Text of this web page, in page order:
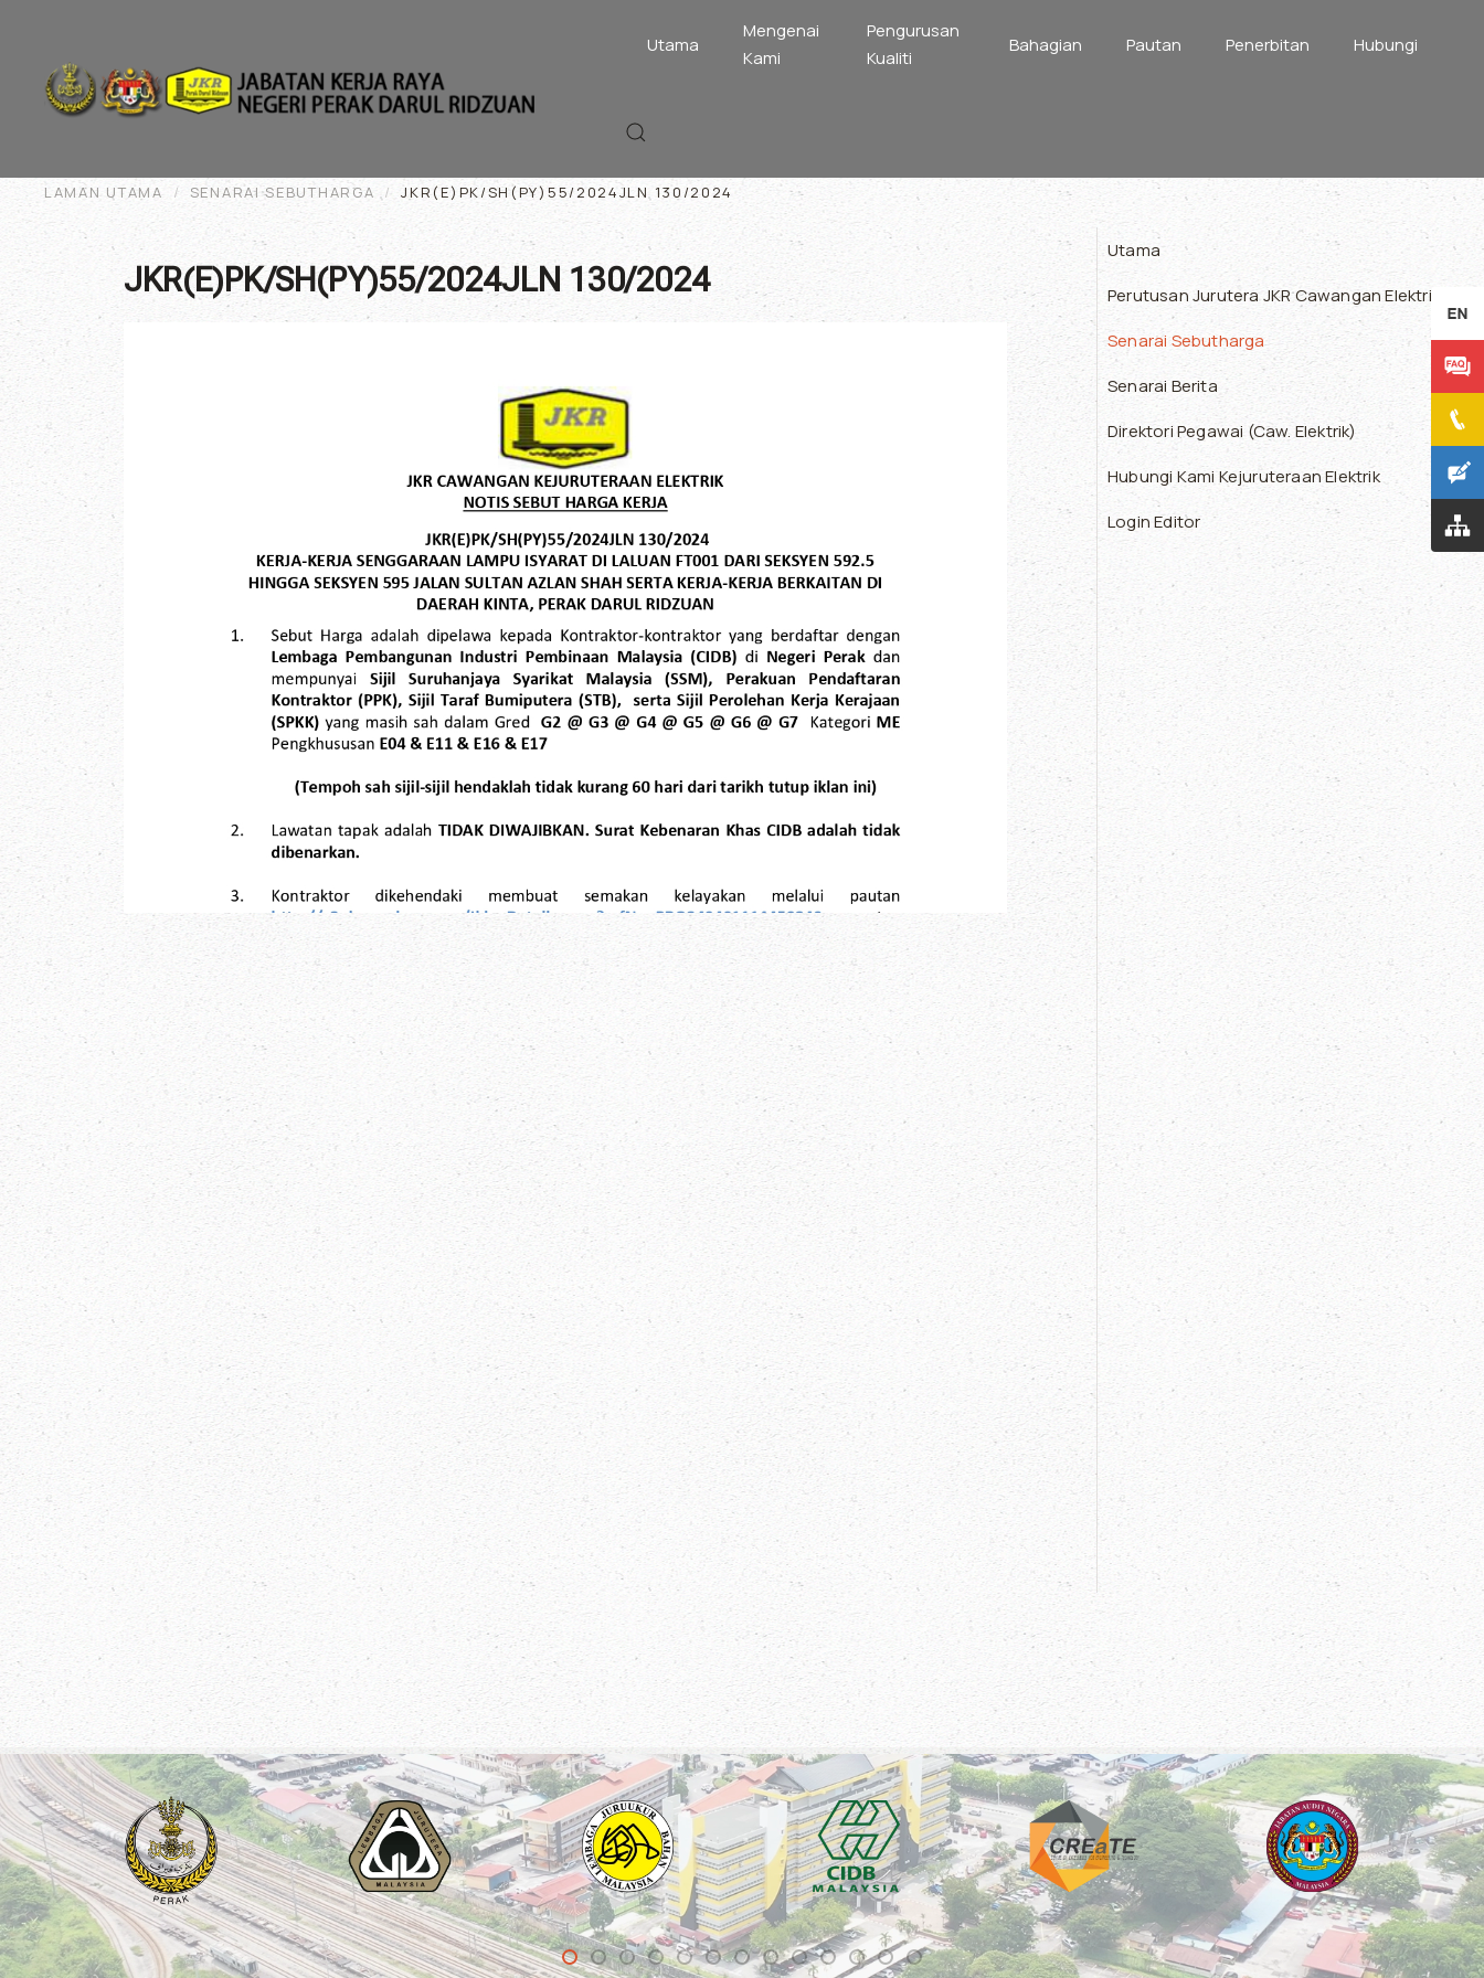
Utama
Mengenai
Kami
Pengurusan
Kualiti
Bahagian Pautan Penerbitan Hubungi
LAMAN UTAMA SENARAI SEBUTHARGA JKR(E)PK/SH(PY)55/2024JLN 130/2024
JKR(E)PK/SH(PY)55/2024JLN 130/2024
Utama
Perutusan Jurutera JKR Cawangan Elektrik
Senarai Sebutharga
Senarai Berita
Direktori Pegawai (Caw. Elektrik)
Hubungi Kami Kejuruteraan Elektrik
Login Editor